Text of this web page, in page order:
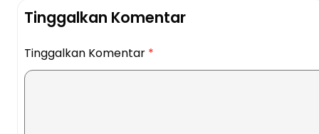
Tinggalkan Komentar
Tinggalkan Komentar *